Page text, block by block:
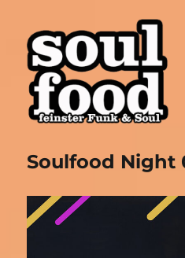
Soulfood Night